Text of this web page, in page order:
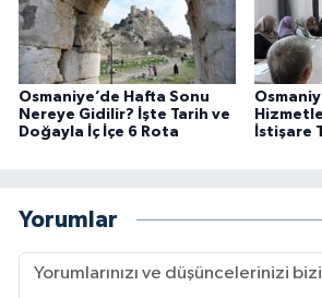
Osmaniye’de Hafta Sonu
Nereye Gidilir? İşte Tarih ve
Doğayla İç İçe 6 Rota
İstişare
Yorumlar